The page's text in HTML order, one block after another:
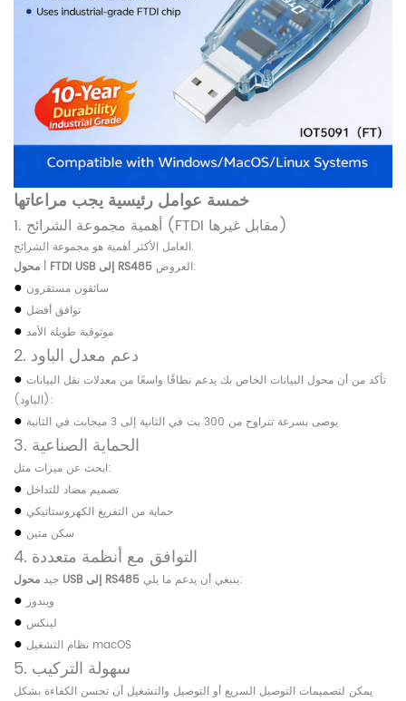
خمسة عوامل رئيسية يجب مراعاتها
1. أهمية مجموعة الشرائح (FTDI مقابل غيرها)
العامل الأكثر أهمية هو مجموعة الشرائح.
أ
محول FTDI USB إلى RS485 العروض:
● سائقون مستقرون
● توافق أفضل
● موثوقية طويلة الأمد
2. دعم معدل الباود
● تأكد من أن محول البيانات الخاص بك يدعم نطاقًا واسعًا من معدلات نقل البيانات
(الباود):
● يوصى بسرعة تتراوح من 300 بت في الثانية إلى 3 ميجابت في الثانية
3. الحماية الصناعية
ابحث عن ميزات مثل:
● تصميم مضاد للتداخل
● حماية من التفريغ الكهروستاتيكي
● سكن متين
4. التوافق مع أنظمة متعددة
جيد محول USB إلى RS485 ينبغي أن يدعم ما يلي:
● ويندوز
● لينكس
● نظام التشغيل macOS
5. سهولة التركيب
يمكن لتصميمات التوصيل السريع أو التوصيل والتشغيل أن تحسن الكفاءة بشكل